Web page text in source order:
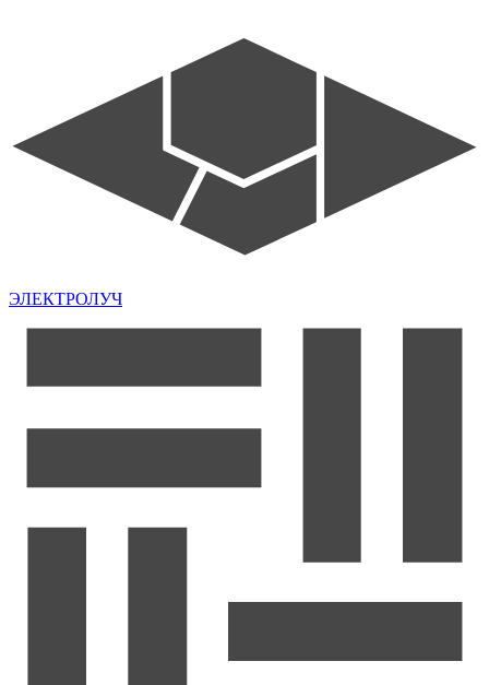
ЭЛЕКТРОЛУЧ